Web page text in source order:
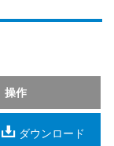
操作
ダウンロード